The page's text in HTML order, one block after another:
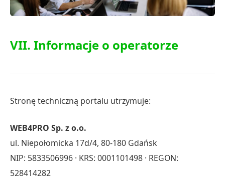
VII. Informacje o operatorze
Stronę techniczną portalu utrzymuje:
WEB4PRO Sp. z o.o.
ul. Niepołomicka 17d/4, 80-180 Gdańsk
NIP: 5833506996 · KRS: 0001101498 · REGON:
528414282